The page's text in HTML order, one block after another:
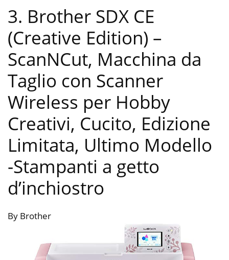
3. Brother SDX CE
(Creative Edition) –
ScanNCut, Macchina da
Taglio con Scanner
Wireless per Hobby
Creativi, Cucito, Edizione
Limitata, Ultimo Modello
-Stampanti a getto
d’inchiostro
By Brother